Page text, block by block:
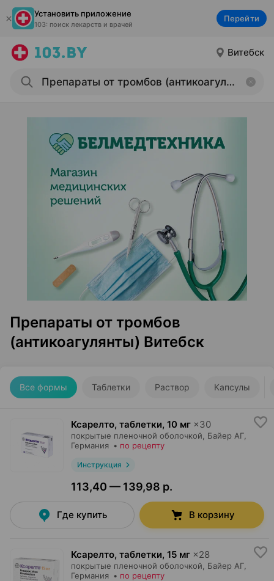
Установить приложение
103: поиск лекарств и врачей
Перейти
Витебск
Препараты от тромбов
(антикоагулянты) Витебск
Все формы Таблетки Раствор Капсулы
Ксарелто, таблетки, 10 мг ×30
покрытые пленочной оболочкой, Байер АГ
Германия • по рецепту
Инструкция
113,40 — 139,98 р.
Где купить В корзину
Ксарелто, таблетки, 15 мг ×28
покрытые пленочной оболочкой, Байер АГ
Германия • по рецепту